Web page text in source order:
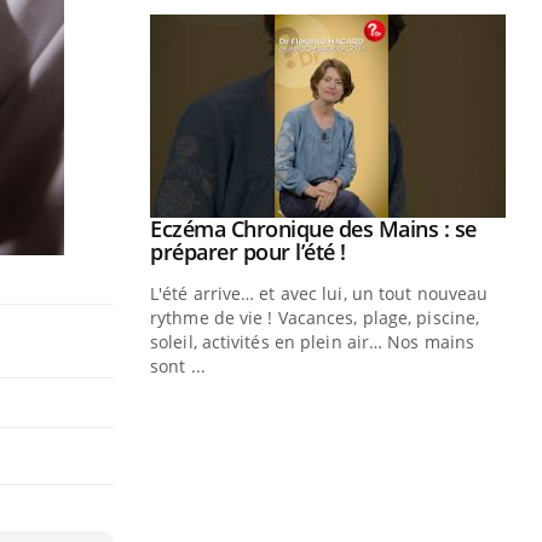
: et si on Youtube
Eczéma Chronique des Mains : se
préparer pour l’été !Youtube
L'été arrive… et avec lui, un tout nouveau
rythme de vie ! Vacances, plage, piscine,
soleil, activités en plein air… Nos mains
sont ...